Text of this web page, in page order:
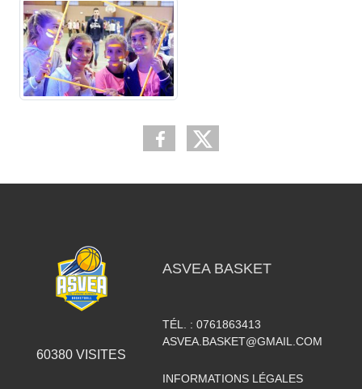
60380VISITES
ASVEA BASKET
TÉL. : 0761863413
ASVEA.BASKET@GMAIL.COM
INFORMATIONS LÉGALES